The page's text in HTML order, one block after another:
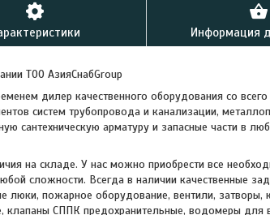
Информация
ТОО АзияСнабGroup
дилер качественного оборудования со
систем трубопровода и канализации,
сантехническую арматуру и запасные части в
на складе. У нас можно приобрести все
сложности. Всегда в наличии качественные
пожарное оборудование, вентили, затворы,
клапаны СППК предохранительные, водомеры для